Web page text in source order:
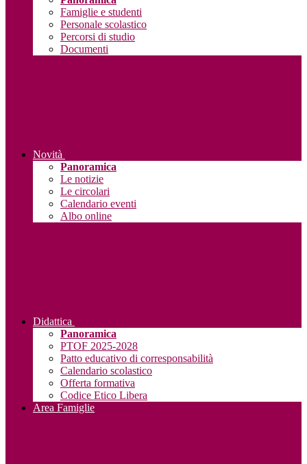
Famiglie e studenti
Personale scolastico
Percorsi di studio
Documenti
Novità
Panoramica
Le notizie
Le circolari
Calendario eventi
Albo online
Didattica
Panoramica
PTOF 2025-2028
Patto educativo di corresponsabilità
Calendario scolastico
Offerta formativa
Codice Etico Libera
Area Famiglie